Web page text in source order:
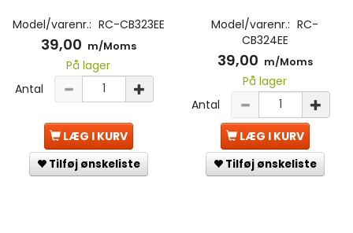
Model/varenr.: RC-CB323EE
39,00 m/Moms
På lager
Antal
LÆG I KURV
Tilføj ønskeliste
Model/varenr.: RC-
CB324EE
39,00 m/Moms
På lager
Antal
LÆG I KURV
Tilføj ønskeliste